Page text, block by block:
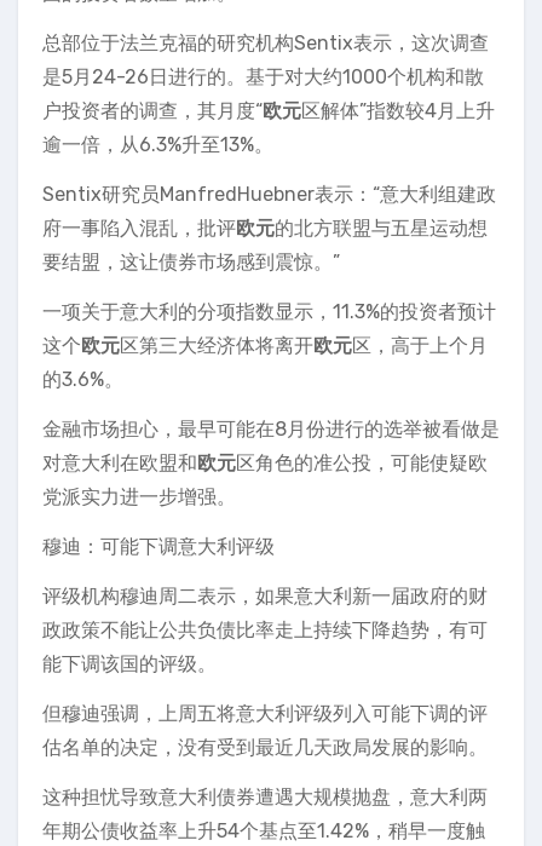
总部位于法兰克福的研究机构Sentix表示，这次调查
是5月24-26日进行的。基于对大约1000个机构和散
户投资者的调查，其月度“欧元区解体”指数较4月上升
逾一倍，从6.3%升至13%。
Sentix研究员ManfredHuebner表示：“意大利组建政
府一事陷入混乱，批评欧元的北方联盟与五星运动想
要结盟，这让债券市场感到震惊。”
一项关于意大利的分项指数显示，11.3%的投资者预计
这个欧元区第三大经济体将离开欧元区，高于上个月
的3.6%。
金融市场担心，最早可能在8月份进行的选举被看做是
对意大利在欧盟和欧元区角色的准公投，可能使疑欧
党派实力进一步增强。
穆迪：可能下调意大利评级
评级机构穆迪周二表示，如果意大利新一届政府的财
政政策不能让公共负债比率走上持续下降趋势，有可
能下调该国的评级。
但穆迪强调，上周五将意大利评级列入可能下调的评
估名单的决定，没有受到最近几天政局发展的影响。
这种担忧导致意大利债券遭遇大规模抛盘，意大利两
年期公债收益率上升54个基点至1.42%，稍早一度触